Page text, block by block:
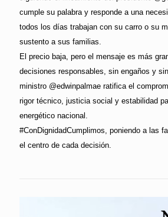
cumple su palabra y responde a una
todos los días trabajan con su carro o su
sustento a sus familias.
El precio baja, pero el mensaje es más
decisiones responsables, sin engaños y
ministro @edwinpalmae ratifica el
rigor técnico, justicia social y estabilidad
energético nacional.
#ConDignidadCumplimos, poniendo a las
el centro de cada decisión.